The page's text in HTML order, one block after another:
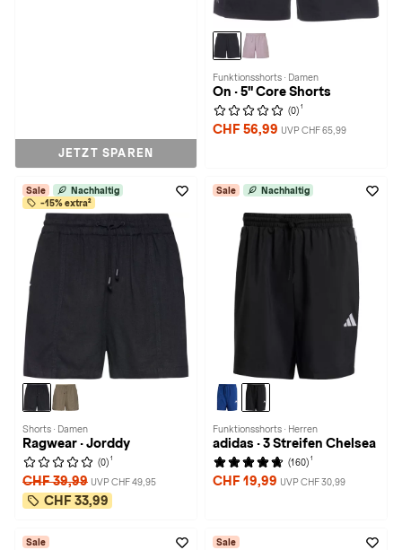
JETZT SPAREN
Funktionsshorts · Damen
On · 5" Core Shorts
(0) 1
CHF 56,99 UVP CHF 65,99
Sale
Nachhaltig
-15% extra²
Shorts · Damen
Ragwear · Jorddy
(0) 1
CHF 39,99 UVP CHF 49,95
CHF 33,99
Sale Nachhaltig
Funktionsshorts · Herren
adidas · 3 Streifen Chelsea
(160) 1
CHF 19,99 UVP CHF 30,99
Sale Sale